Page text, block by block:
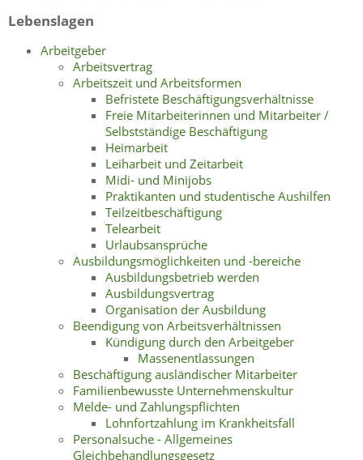
Lebenslagen
Arbeitgeber
Arbeitsvertrag
Arbeitszeit und Arbeitsformen
Befristete Beschäftigungsverhältnisse
Freie Mitarbeiterinnen und Mitarbeiter /
Selbstständige Beschäftigung
Heimarbeit
Leiharbeit und Zeitarbeit
Midi- und Minijobs
Praktikanten und studentische Aushilfen
Teilzeitbeschäftigung
Telearbeit
Urlaubsansprüche
Ausbildungsmöglichkeiten und -bereiche
Ausbildungsbetrieb werden
Ausbildungsvertrag
Organisation der Ausbildung
Beendigung von Arbeitsverhältnissen
Kündigung durch den Arbeitgeber
Massenentlassungen
Beschäftigung ausländischer Mitarbeiter
Familienbewusste Unternehmenskultur
Melde- und Zahlungspflichten
Lohnfortzahlung im Krankheitsfall
Personalsuche - Allgemeines
Gleichbehandlungsgesetz